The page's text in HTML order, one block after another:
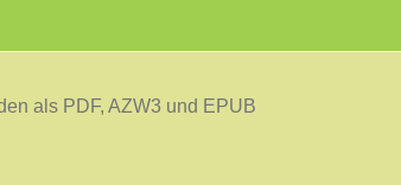
als PDF, AZW3 und EPUB